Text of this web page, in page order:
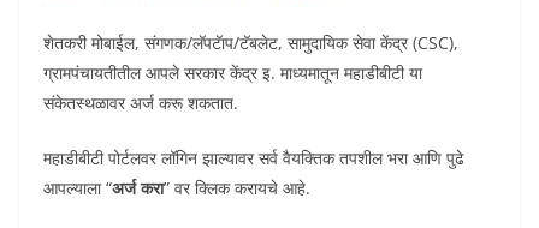
शेतकरी मोबाईल, संगणक/लॅपटॅाप/टॅबलेट, सामुदायिक सेवा केंद्र (CSC),
ग्रामपंचायतीतील आपले सरकार केंद्र इ. माध्यमातून महाडीबीटी या
संकेतस्थळावर अर्ज करू शकतात.
महाडीबीटी पोर्टलवर लॉगिन झाल्यावर सर्व वैयक्तिक तपशील भरा आणि पुढे
आपल्याला “अर्ज करा” वर क्लिक करायचे आहे.